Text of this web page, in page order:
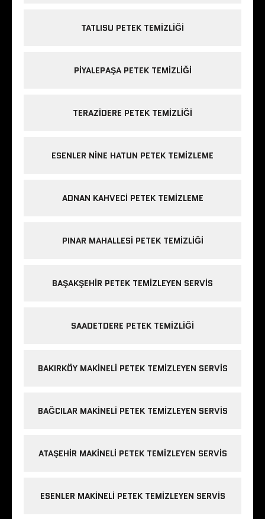
TATLISU PETEK TEMIZLIĞI
PIYALEPAŞA PETEK TEMIZLIĞI
TERAZIDERE PETEK TEMIZLIĞI
ESENLER NINE HATUN PETEK TEMIZLEME
ADNAN KAHVECI PETEK TEMIZLEME
PINAR MAHALLESI PETEK TEMIZLIĞI
BAŞAKŞEHIR PETEK TEMIZLEYEN SERVIS
SAADETDERE PETEK TEMIZLIĞI
BAKIRKÖY MAKINELI PETEK TEMIZLEYEN SERVIS
BAĞCILAR MAKINELI PETEK TEMIZLEYEN SERVIS
ATAŞEHIR MAKINELI PETEK TEMIZLEYEN SERVIS
ESENLER MAKINELI PETEK TEMIZLEYEN SERVIS